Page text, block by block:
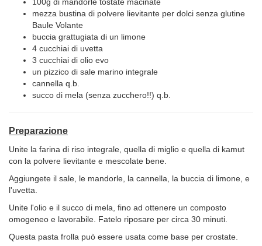
mezza bustina di polvere lievitante per dolci senza glutine
Baule Volante
buccia grattugiata di un limone
4 cucchiai di uvetta
3 cucchiai di olio evo
un pizzico di sale marino integrale
cannella q.b.
succo di mela (senza zucchero!!) q.b.
Preparazione
Unite la farina di riso integrale, quella di miglio e quella di kamut
con la polvere lievitante e mescolate bene.
Aggiungete il sale, le mandorle, la cannella, la buccia di limone, e
l'uvetta.
Unite l'olio e il succo di mela, fino ad ottenere un composto
omogeneo e lavorabile. Fatelo riposare per circa 30 minuti.
Questa pasta frolla può essere usata come base per crostate.